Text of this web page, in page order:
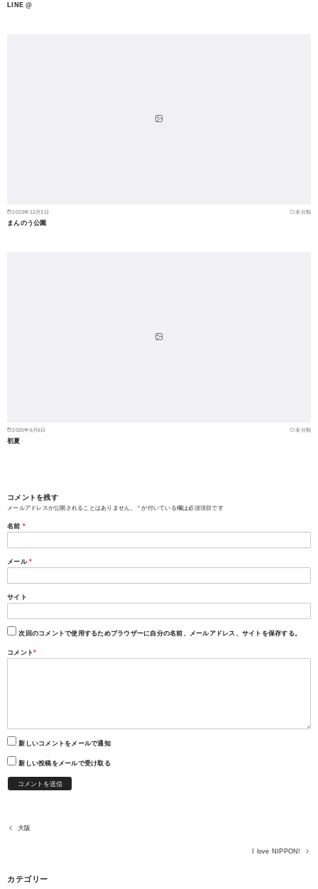
LINE @
2013年12月3日 未分類
まんのう公園
2020年6月6日 未分類
初夏
コメントを残す
メールアドレスが公開されることはありません。 * が付いている欄は必須項目です
名前 *
メール *
サイト
次回のコメントで使用するためブラウザーに自分の名前、メールアドレス、サイトを保存する。
コメント*
新しいコメントをメールで通知
新しい投稿をメールで受け取る
大阪
I love NIPPON!
カテゴリー